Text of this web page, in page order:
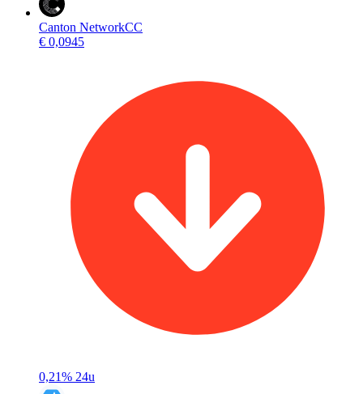
Canton NetworkCC
€ 0,0945
0,21% 24u